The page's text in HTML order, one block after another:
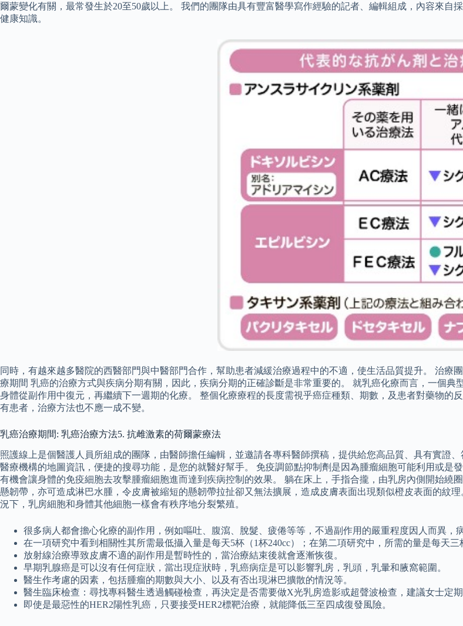
爾蒙變化有關，最常發生於20至50歲以上。 我們的團隊由具有豐富醫學寫作經驗的記者、編輯組成，內容來
健康知識。
同時，有越來越多醫院的西醫部門與中醫部門合作，幫助患者減緩治療過程中的不適，使生活品質提升。 治
療期間 乳癌的治療方式與疾病分期有關，因此，疾病分期的正確診斷是非常重要的。 就乳癌化療而言，一個
身體從副作用中復元，再繼續下一週期的化療。 整個化療療程的長度需視乎癌症種類、期數，及患者對藥物
有患者，治療方法也不應一成不變。
乳癌治療期間: 乳癌治療方法5. 抗雌激素的荷爾蒙療法
照護線上是個醫護人員所組成的團隊，由醫師擔任編輯，並邀請各專科醫師撰稿，提供給您高品質、具有實證
醫療機構的地圖資訊，便捷的搜尋功能，是您的就醫好幫手。 免疫調節點抑制劑是因為腫瘤細胞可能利用或是
有機會讓身體的免疫細胞去攻擊腫瘤細胞進而達到疾病控制的效果。 躺在床上，手指合攏，由乳房內側開始繞
懸韌帶，亦可造成淋巴水腫，令皮膚被縮短的懸韌帶拉扯卻又無法擴展，造成皮膚表面出現類似橙皮表面的紋
況下，乳房細胞和身體其他細胞一樣會有秩序地分裂繁殖。
很多病人都會擔心化療的副作用，例如嘔吐、腹瀉、脫髮、疲倦等等，不過副作用的嚴重程度因人而異，
在一項研究中看到相關性其所需最低攝入量是每天5杯（1杯240cc）；在第二項研究中，所需的量是每天三
放射線治療導致皮膚不適的副作用是暫時性的，當治療結束後就會逐漸恢復。
早期乳腺癌是可以沒有任何症狀，當出現症狀時，乳癌病症是可以影響乳房，乳頭，乳暈和腋窩範圍。
醫生作考慮的因素，包括腫瘤的期數與大小、以及有否出現淋巴擴散的情況等。
醫生臨床檢查：尋找專科醫生透過觸碰檢查，再決定是否需要做X光乳房造影或超聲波檢查，建議女士定期
即使是最惡性的HER2陽性乳癌，只要接受HER2標靶治療，就能降低三至四成復發風險。